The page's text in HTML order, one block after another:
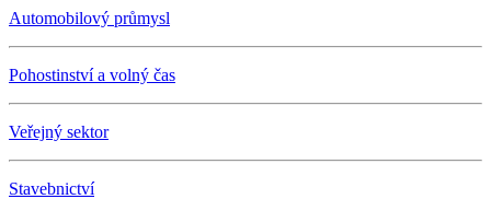
Automobilový průmysl
Pohostinství a volný čas
Veřejný sektor
Stavebnictví